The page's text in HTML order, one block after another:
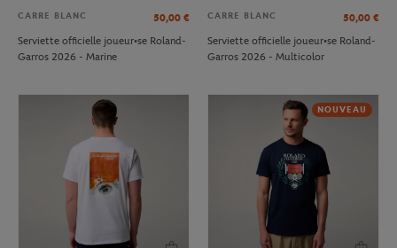
CARRE BLANC 50,00 €
Serviette officielle joueur•se Roland-
Garros 2026 - Marine
CARRE BLANC 50,00 €
Serviette officielle joueur•se Roland-
Garros 2026 - Multicolor
NOUVEAU